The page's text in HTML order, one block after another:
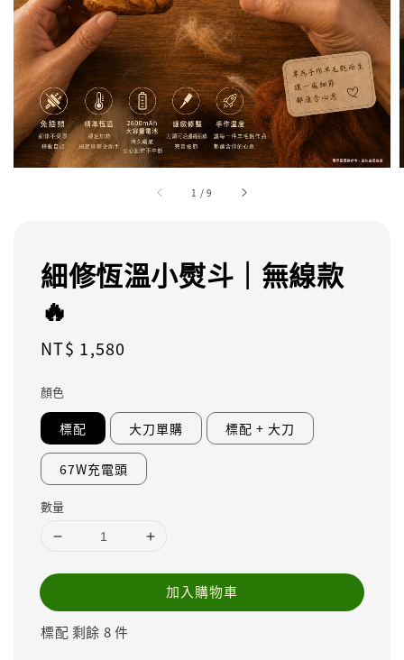
1 /9
細修恆溫小熨斗｜無線款
🔥
Regular
NT$ 1,580
顏色
標配 大刀單購 標配 + 大刀
67W充電頭
數量
加入購物車
標配 剩餘 8 件